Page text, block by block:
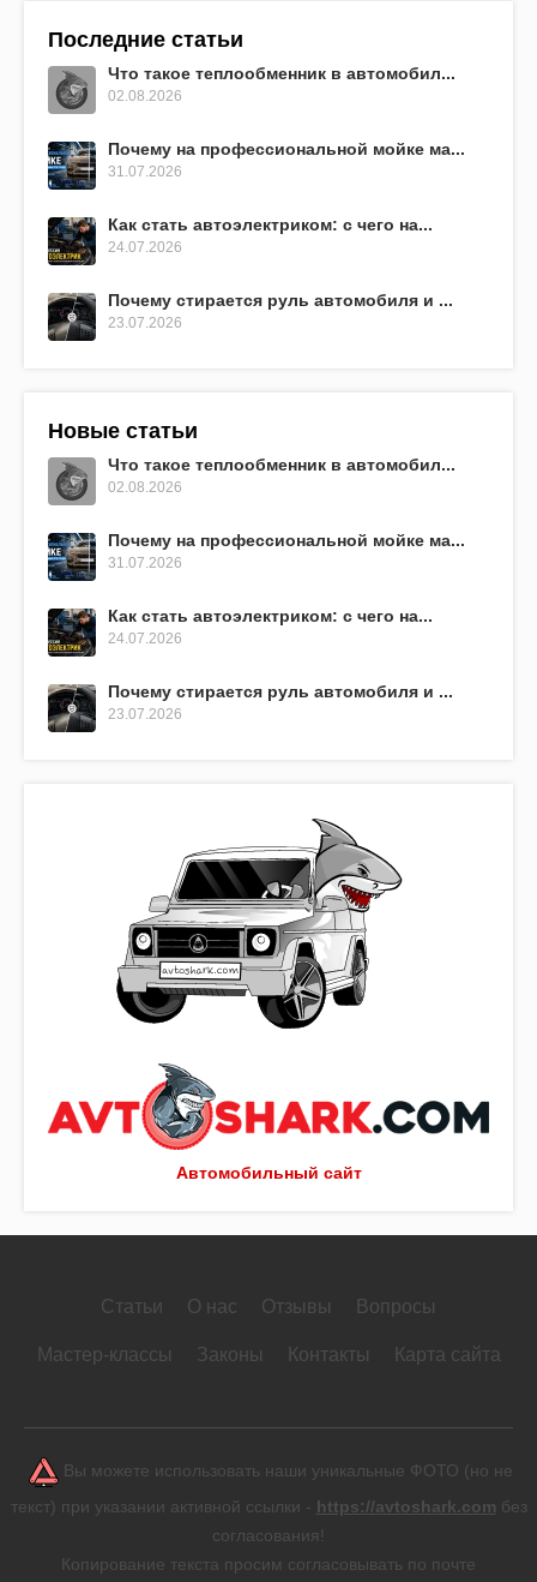
Автомобильный сайт
Последние статьи
Что такое теплообменник в автомобил...
02.08.2026
Почему на профессиональной мойке ма...
31.07.2026
Как стать автоэлектриком: с чего на...
24.07.2026
Почему стирается руль автомобиля и ...
23.07.2026
Новые статьи
Что такое теплообменник в автомобил...
02.08.2026
Почему на профессиональной мойке ма...
31.07.2026
Как стать автоэлектриком: с чего на...
24.07.2026
Почему стирается руль автомобиля и ...
23.07.2026
Статьи О нас Отзывы Вопросы
Мастер-классы Законы Контакты Карта сайта
Вы можете использовать наши уникальные ФОТО (но не
текст) при указании активной ссылки - https://avtoshark.com без
согласования!
Копирование текста просим согласовывать по почте